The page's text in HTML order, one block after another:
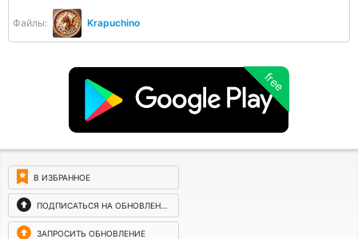
Файлы: Krapuchino
free
В ИЗБРАННОЕ
ПОДПИСАТЬСЯ НА ОБНОВЛЕНИЯ
ЗАПРОСИТЬ ОБНОВЛЕНИЕ